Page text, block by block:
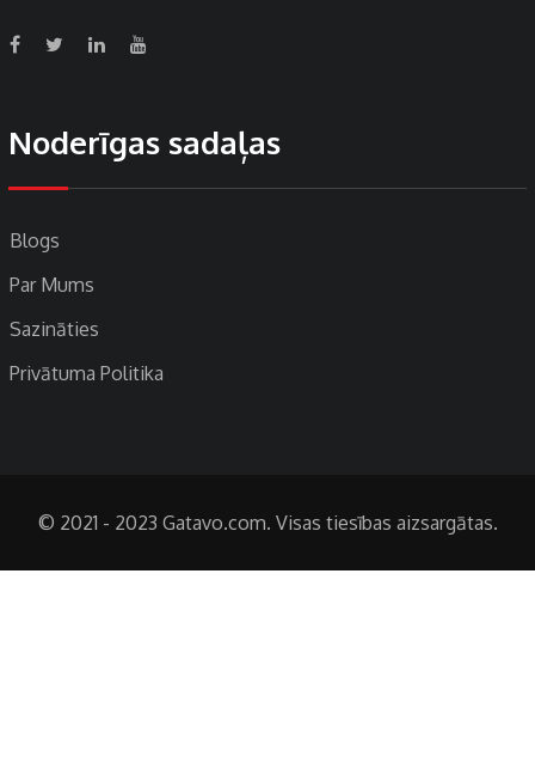
Noderīgas sadaļas
Blogs
Par Mums
Sazināties
Privātuma Politika
© 2021 - 2023 Gatavo.com. Visas tiesības aizsargātas.